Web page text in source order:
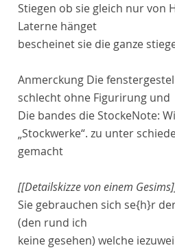
Stiegen ob sie gleich nur von
Laterne hänget
bescheinet sie die ganze
Anmerckung Die
schlecht ohne Figurirung und
Die bandes die StockeNote:
„Stockwerke“. zu unter
gemacht
[[Detailskizze von einem
Sie gebrauchen sich se{h}r
(den rund ich
keine gesehen) welche